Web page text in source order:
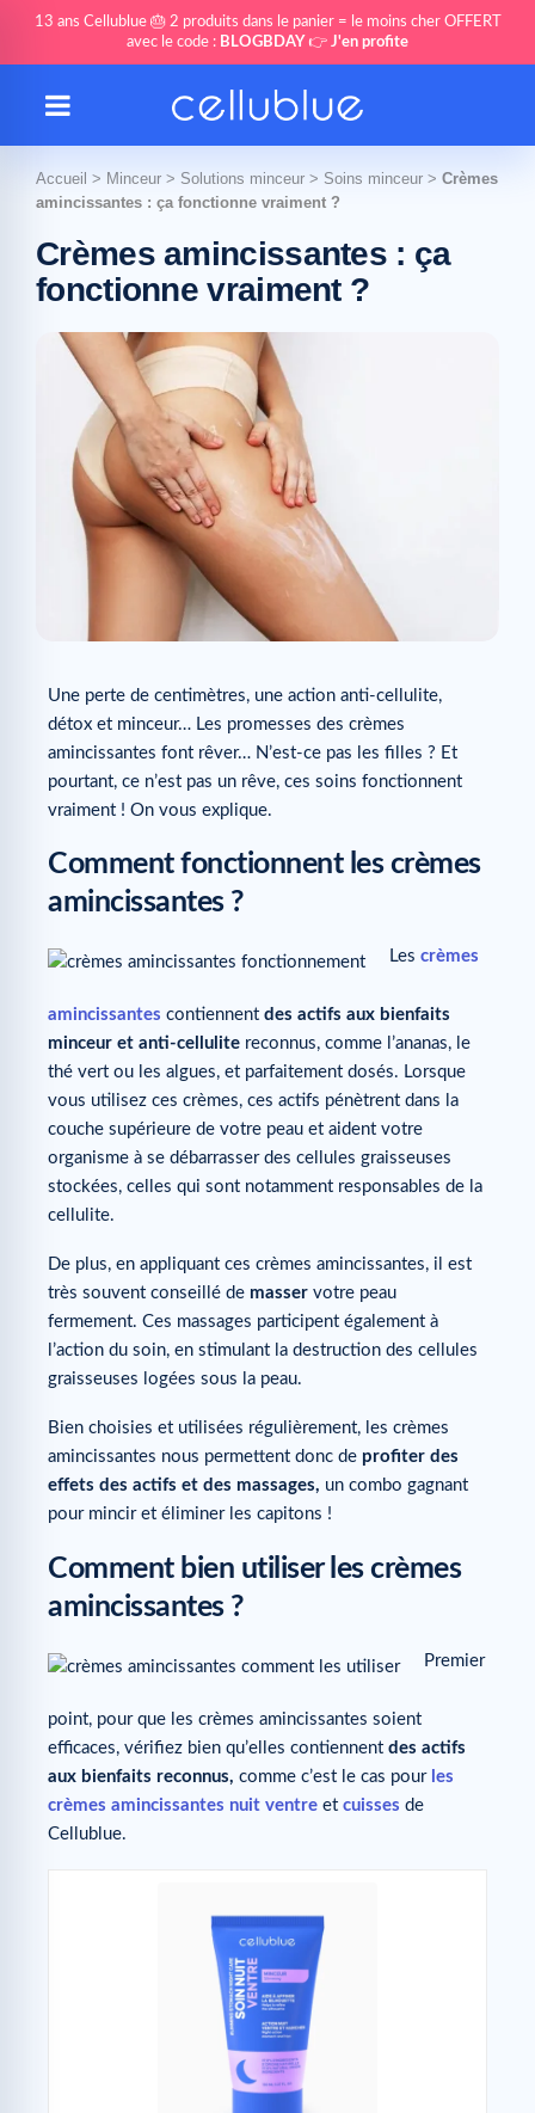
13 ans Cellublue 🎂 2 produits dans le panier = le moins cher OFFERT
avec le code : BLOGBDAY 👉 J'en profite
Accueil > Minceur > Solutions minceur > Soins minceur > Crèmes
amincissantes : ça fonctionne vraiment ?
Crèmes amincissantes : ça
fonctionne vraiment ?
Une perte de centimètres, une action anti-cellulite,
détox et minceur… Les promesses des crèmes
amincissantes font rêver… N’est-ce pas les filles ? Et
pourtant, ce n’est pas un rêve, ces soins fonctionnent
vraiment ! On vous explique.
Comment fonctionnent les crèmes
amincissantes ?
Les crèmes
amincissantes contiennent des actifs aux bienfaits
minceur et anti-cellulite reconnus, comme l’ananas, le
thé vert ou les algues, et parfaitement dosés. Lorsque
vous utilisez ces crèmes, ces actifs pénètrent dans la
couche supérieure de votre peau et aident votre
organisme à se débarrasser des cellules graisseuses
stockées, celles qui sont notamment responsables de la
cellulite.
De plus, en appliquant ces crèmes amincissantes, il est
très souvent conseillé de masser votre peau
fermement. Ces massages participent également à
l’action du soin, en stimulant la destruction des cellules
graisseuses logées sous la peau.
Bien choisies et utilisées régulièrement, les crèmes
amincissantes nous permettent donc de profiter des
effets des actifs et des massages, un combo gagnant
pour mincir et éliminer les capitons !
Comment bien utiliser les crèmes
amincissantes ?
Premier
point, pour que les crèmes amincissantes soient
efficaces, vérifiez bien qu’elles contiennent des actifs
aux bienfaits reconnus, comme c’est le cas pour les
crèmes amincissantes nuit ventre et cuisses de
Cellublue.